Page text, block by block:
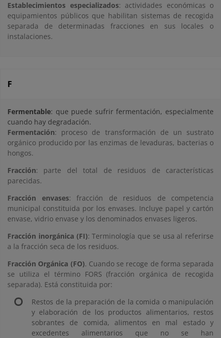
Establecimientos especializados: actividades económicas o
equipamientos públicos que habilitan sistemas de recogida
separada de determinadas fracciones en sus locales o
instalaciones.
F
Fermentable: que puede sufrir fermentación, especialmente
cuando hay degradación.
Fermentación: proceso de transformación de un sustrato
orgánico producido por las enzimas de levaduras, bacterias o
hongos.
Fracción: parte del total de residuos de características
parecidas.
Fracción envases: fracción de residuos de competencia
municipal constituida por los envases. Incluye papel y cartón
envase, vidrio envase y los denominados envases ligeros.
Fracción inorgánica (FI): Terminología que se usa al referirse
a la fracción seca de los residuos.
Fracción Orgánica (FO). Cuando se recoge de forma separada
se utiliza el término FORS (fracción orgánica de recogida
separada). Está constituida por:
Restos de la preparación de la comida o manipulación
y elaboración de los productos alimentarios, restos
sobrantes de comida, alimentos en mal estado y
excedentes alimentarios que no se han